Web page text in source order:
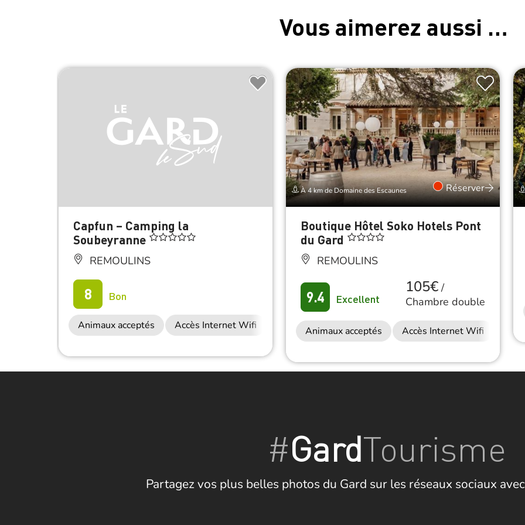
Vous aimerez aussi …
Capfun – Camping la
Soubeyranne
REMOULINS
8 Bon
Animaux acceptés Accès Internet Wifi
À 4 km de Domaine des Escaunes Réserver
Boutique Hôtel Soko Hotels Pont
du Gard
REMOULINS
9.4 Excellent
105€/
Chambre double
Animaux acceptés Accès Internet Wifi
#GardTourisme
Partagez vos plus belles photos du Gard sur les réseaux sociaux